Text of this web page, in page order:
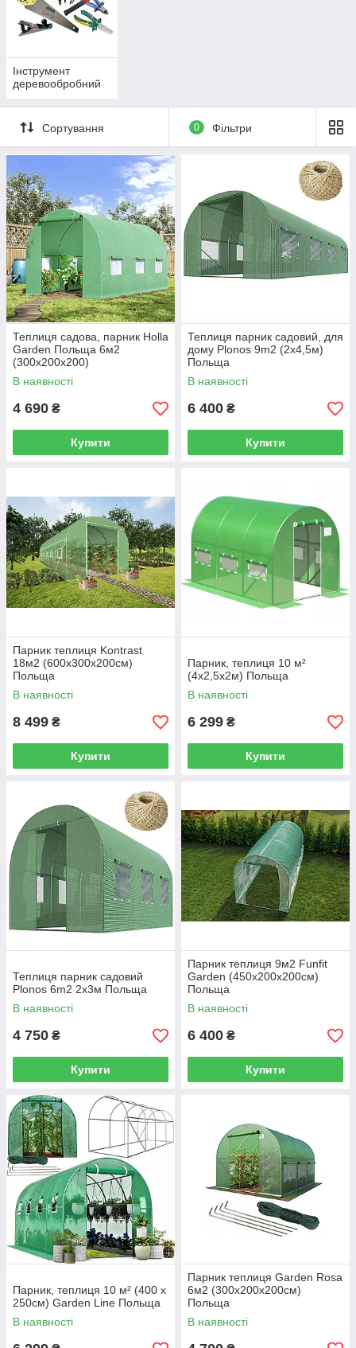
Інструмент
деревообробний
Сортування 0 Фільтри
Теплиця садова, парник Holla
Garden Польща 6м2
(300х200х200)
В наявності
4 690 ₴
Купити
Теплиця парник садовий, для
дому Plonos 9m2 (2x4,5м)
Польща
В наявності
6 400 ₴
Купити
Парник теплиця Kontrast
18м2 (600х300х200см)
Польща
В наявності
8 499 ₴
Купити
Парник, теплиця 10 м²
(4х2,5х2м) Польща
В наявності
6 299 ₴
Купити
Теплиця парник садовий
Plonos 6m2 2x3м Польща
В наявності
4 750 ₴
Купити
Парник теплиця 9м2 Funfit
Garden (450х200х200см)
Польща
В наявності
6 400 ₴
Купити
Парник, теплиця 10 м² (400 x
250см) Garden Line Польща
В наявності
Парник теплиця Garden Rosa
6м2 (300х200х200см)
Польща
В наявності